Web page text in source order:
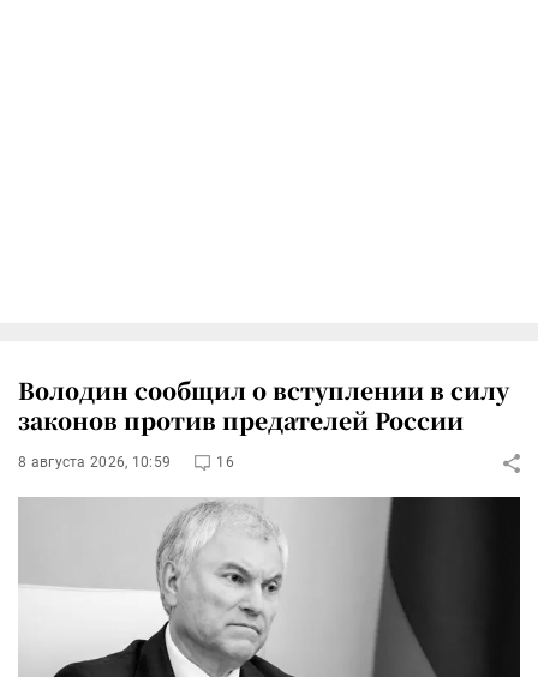
Володин сообщил о вступлении в силу
законов против предателей России
8 августа 2026, 10:59 16